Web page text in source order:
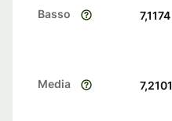
Basso 7,1174
Media 7,2101